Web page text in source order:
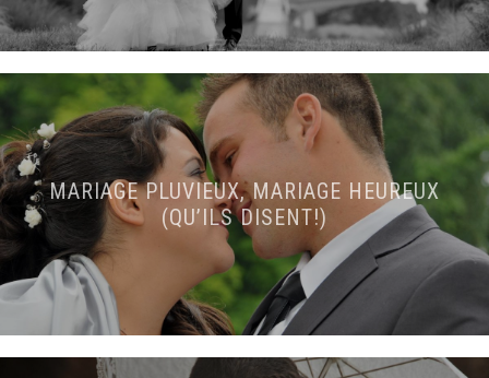
MARIAGE PLUVIEUX, MARIAGE HEUREUX
(QU’ILS DISENT!)